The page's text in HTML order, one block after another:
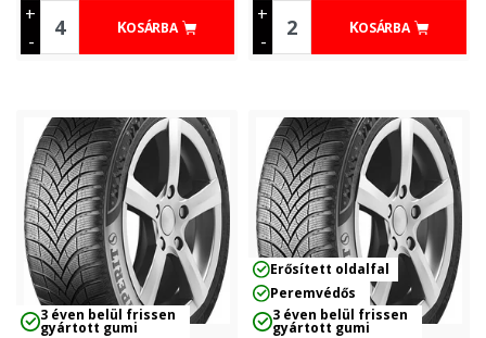
+
-
KOSÁRBA
+
-
KOSÁRBA
3 éven belül frissen
gyártott gumi
Erősített oldalfal
Peremvédős
3 éven belül frissen
gyártott gumi